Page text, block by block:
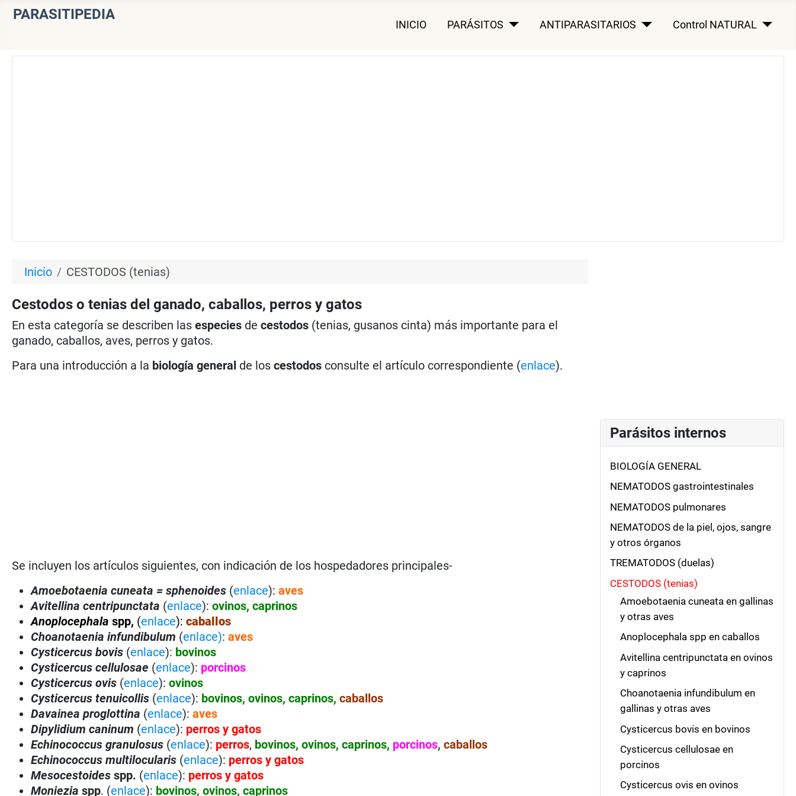
PARASITIPEDIA
INICIO PARÁSITOS ANTIPARASITARIOS Control NATURAL
Inicio CESTODOS (tenias)
Cestodos o tenias del ganado, caballos, perros y gatos
En esta categoría se describen lasespecies decestodos (tenias, gusanos cinta) más importante para el
ganado, caballos, aves, perros y gatos.
Para una introducción a la biología general de loscestodos consulte el artículo correspondiente (enlace).
Se incluyen los artículos siguientes, con indicación de los hospedadores principales-
Amoebotaenia cuneata = sphenoides (enlace):aves
Avitellina centripunctata (enlace):ovinos, caprinos
Anoplocephala spp, (enlace): caballos
Choanotaenia infundibulum (enlace):aves
Cysticercus bovis (enlace): bovinos
Cysticercus cellulosae (enlace): porcinos
Cysticercus ovis (enlace):ovinos
Cysticercus tenuicollis (enlace): bovinos, ovinos, caprinos,caballos
Davainea proglottina (enlace):aves
Dipylidium caninum (enlace): perros y gatos
Echinococcus granulosus (enlace): perros, bovinos, ovinos, caprinos, porcinos,caballos
Echinococcus multilocularis (enlace): perros y gatos
Mesocestoides spp. (enlace): perros y gatos
Moniezia spp. (enlace): bovinos, ovinos, caprinos
Parásitos internos
BIOLOGÍA GENERAL
NEMATODOS gastrointestinales
NEMATODOS pulmonares
NEMATODOS de la piel, ojos, sangre
y otros órganos
TREMATODOS (duelas)
CESTODOS (tenias)
Amoebotaenia cuneata en gallinas
y otras aves
Anoplocephala spp en caballos
Avitellina centripunctata en ovinos
y caprinos
Choanotaenia infundibulum en
gallinas y otras aves
Cysticercus bovis en bovinos
Cysticercus cellulosae en
porcinos
Cysticercus ovis en ovinos